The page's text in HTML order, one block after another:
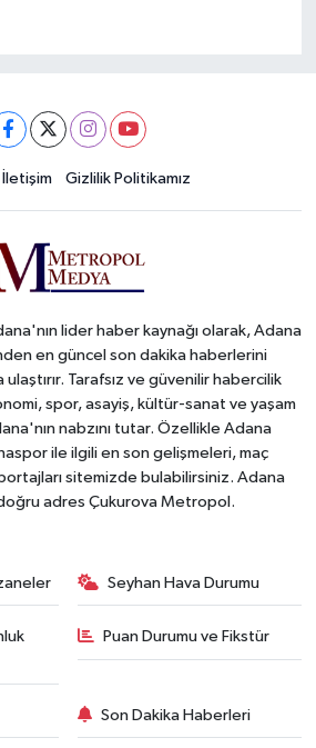
İletişim Gizlilik Politikamız
lider haber kaynağı olarak, Adana
en güncel son dakika haberlerini
ulaştırır. Tarafsız ve güvenilir habercilik
spor, asayiş, kültür-sanat ve yaşam
nabzını tutar. Özellikle Adana
ile ilgili en son gelişmeleri, maç
sitemizde bulabilirsiniz. Adana
adres Çukurova Metropol.
Seyhan Hava Durumu
Puan Durumu ve Fikstür
Son Dakika Haberleri